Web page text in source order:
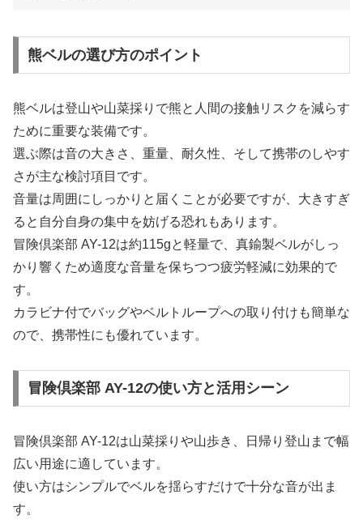
熊ベルの選び方のポイント
熊ベルは登山や山菜採りで熊と人間の接触リスクを減らす
ために重要な装備です。
選ぶ際は音の大きさ、重量、耐久性、そして携帯のしやす
さが主な検討項目です。
音量は周囲にしっかりと届くことが必要ですが、大きすぎ
ると自分自身の集中を妨げる恐れもあります。
冒険倶楽部 AY-12は約115gと軽量で、真鍮製ベルがしっ
かり響くため適度な音量を保ちつつ疲労軽減に効果的で
す。
カラビナ付でバッグやベルトループへの取り付けも簡単な
ので、携帯性にも優れています。
冒険倶楽部 AY-12の使い方と活用シーン
冒険倶楽部 AY-12は山菜採りや山歩き、日帰り登山まで幅
広い用途に適しています。
使い方はシンプルでベルを揺らすだけで十分な音が出ま
す。